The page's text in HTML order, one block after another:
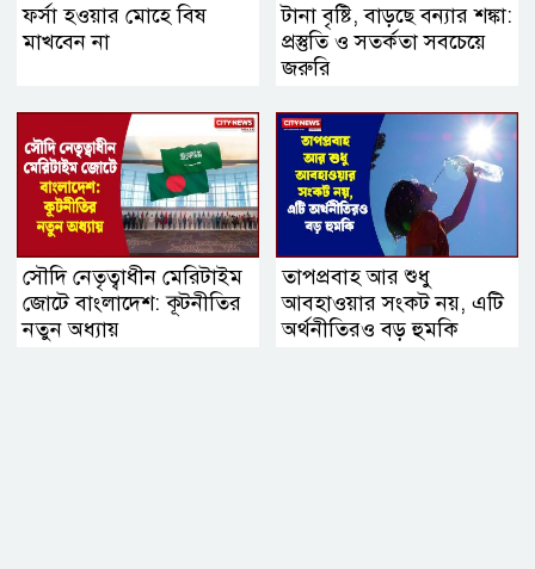
ফর্সা হওয়ার মোহে বিষ
মাখবেন না
টানা বৃষ্টি, বাড়ছে বন্যার শঙ্কা:
প্রস্তুতি ও সতর্কতা সবচেয়ে
জরুরি
সৌদি নেতৃত্বাধীন মেরিটাইম
জোটে বাংলাদেশ: কূটনীতির
নতুন অধ্যায়
তাপপ্রবাহ আর শুধু
আবহাওয়ার সংকট নয়, এটি
অর্থনীতিরও বড় হুমকি